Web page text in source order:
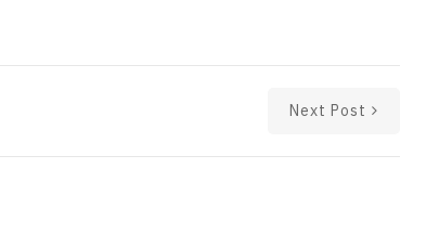
Next Post